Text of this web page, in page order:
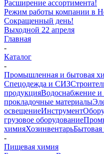
Расширение ассортимента!
Режим работы компании в
Сокращенный день!
Выходной 22 апреля
Главная
-
Каталог
-
Промышленная и бытовая
Спецодежда и СИЗ
продукцияВодоснабжение и
прокладочные материалы
освещениеИнструмент
грузовое оборудование
химияХозинвентарьБытовая
-
Пищевая химия